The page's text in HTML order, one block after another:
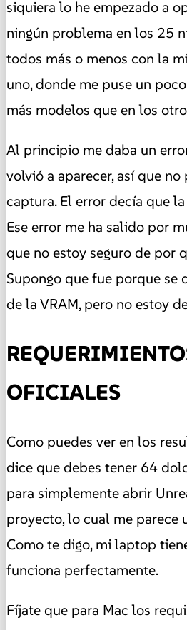
siquiera lo he empezado a
ningún problema en los 25
todos más o menos con la
uno, donde me puse un
más modelos que en los
Al principio me daba un
volvió a aparecer, así que
captura. El error decía que
Ese error me ha salido por
que no estoy seguro de por
Supongo que fue porque se
de la VRAM, pero no estoy
OFICIALES
Como puedes ver en los
dice que debes tener 64
para simplemente abrir
proyecto, lo cual me parece
Como te digo, mi laptop
funciona perfectamente.
Fíjate que para Mac los